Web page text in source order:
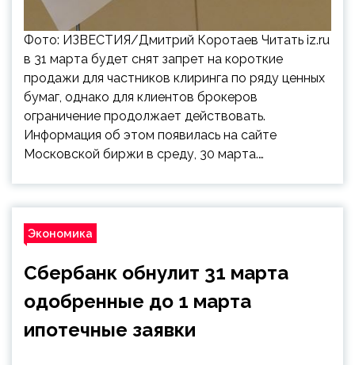
Фото: ИЗВЕСТИЯ/Дмитрий Коротаев Читать iz.ru
в 31 марта будет снят запрет на короткие
продажи для частников клиринга по ряду ценных
бумаг, однако для клиентов брокеров
ограничение продолжает действовать.
Информация об этом появилась на сайте
Московской биржи в среду, 30 марта.…
Экономика
Сбербанк обнулит 31 марта
одобренные до 1 марта
ипотечные заявки